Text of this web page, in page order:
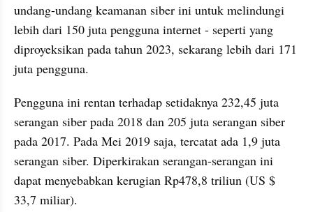
undang-undang keamanan siber ini untuk melindungi
lebih dari 150 juta pengguna internet - seperti yang
diproyeksikan pada tahun 2023, sekarang lebih dari 171
juta pengguna.
Pengguna ini rentan terhadap setidaknya 232,45 juta
serangan siber pada 2018 dan 205 juta serangan siber
pada 2017. Pada Mei 2019 saja, tercatat ada 1,9 juta
serangan siber. Diperkirakan serangan-serangan ini
dapat menyebabkan kerugian Rp478,8 triliun (US $
33,7 miliar).